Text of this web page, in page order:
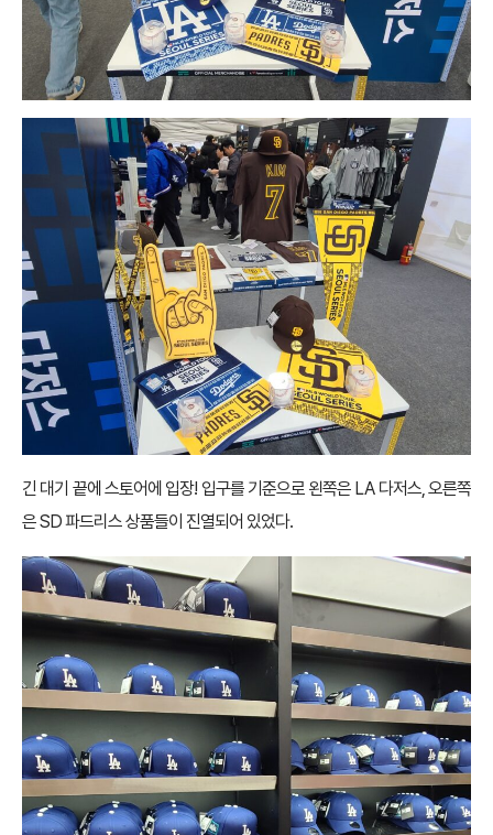
긴 대기 끝에 스토어에 입장! 입구를 기준으로 왼쪽은 LA 다저스, 오른쪽
은 SD 파드리스 상품들이 진열되어 있었다.